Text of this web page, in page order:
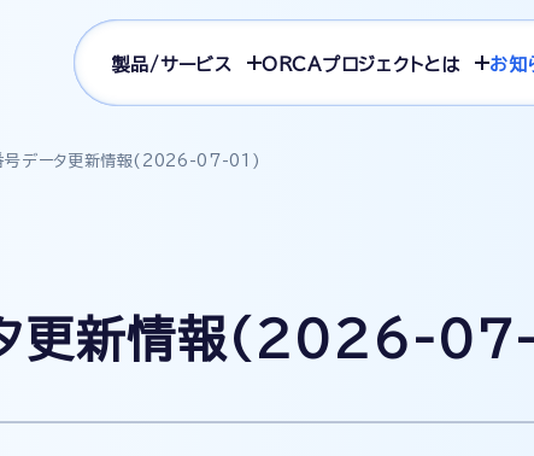
製品/サービス ORCAプロジェクトとは お知
号データ更新情報(2026-07-01)
タ更新情報(2026-